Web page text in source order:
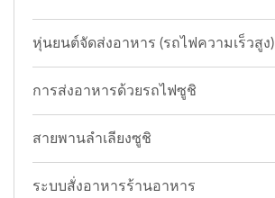
หุ่นยนต์จัดส่งอาหาร (รถไฟความเร็วสูง)
การส่งอาหารด้วยรถไฟซูชิ
สายพานลำเลียงซูชิ
ระบบสั่งอาหารร้านอาหาร